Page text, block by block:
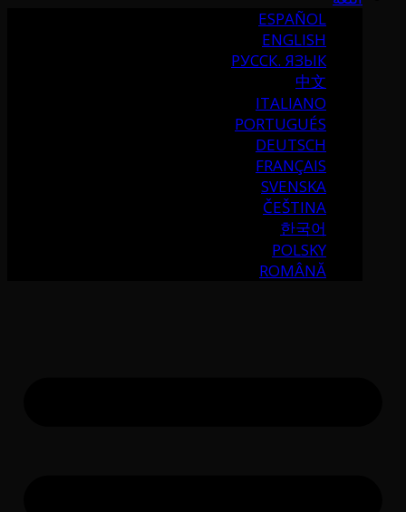
ESPAÑOL
ENGLISH
РУССК. ЯЗЫК
中文
ITALIANO
PORTUGUÉS
DEUTSCH
FRANÇAIS
SVENSKA
ČEŠTINA
한국어
POLSKY
ROMÂNĂ